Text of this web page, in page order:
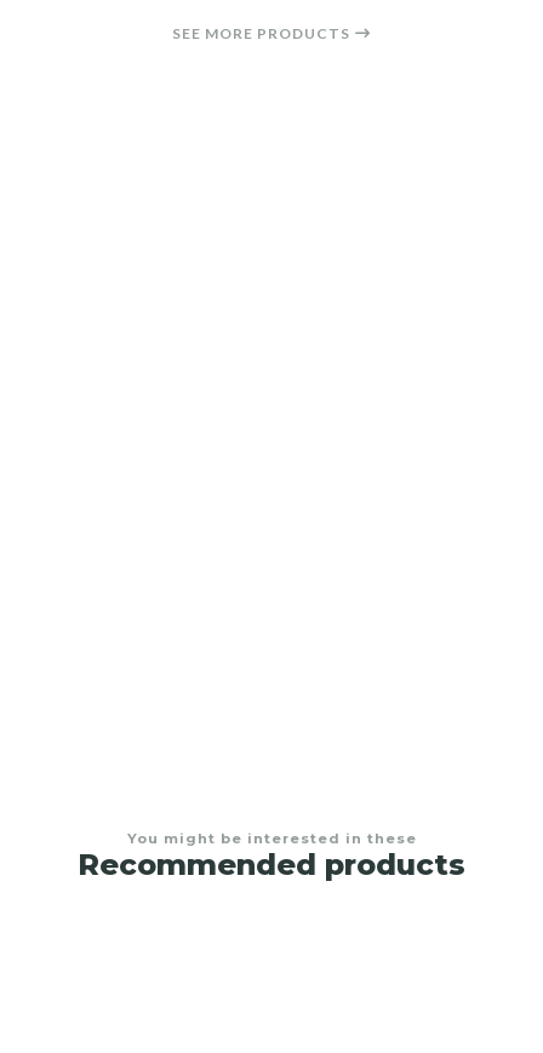
SEE MORE PRODUCTS
You might be interested in these
Recommended products